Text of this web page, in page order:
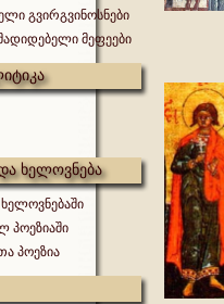
გვირგვინოსნები
მეფეები
ხელოვნება
პოეზიაში
პოეზია